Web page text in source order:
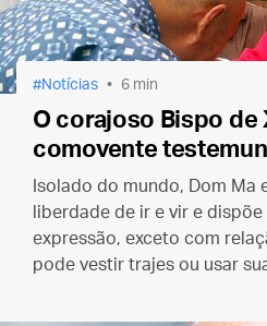
Notícias 6 min
O corajoso Bispo de
comovente
Isolado do mundo, Dom Ma
liberdade de ir e vir e
expressão, exceto com
pode vestir trajes ou usar